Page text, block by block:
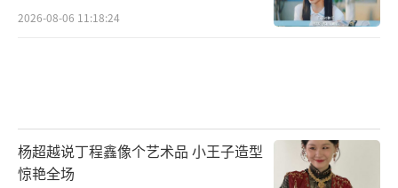
2026-08-06 11:18:24
杨超越说丁程鑫像个艺术品 小王子造型
惊艳全场